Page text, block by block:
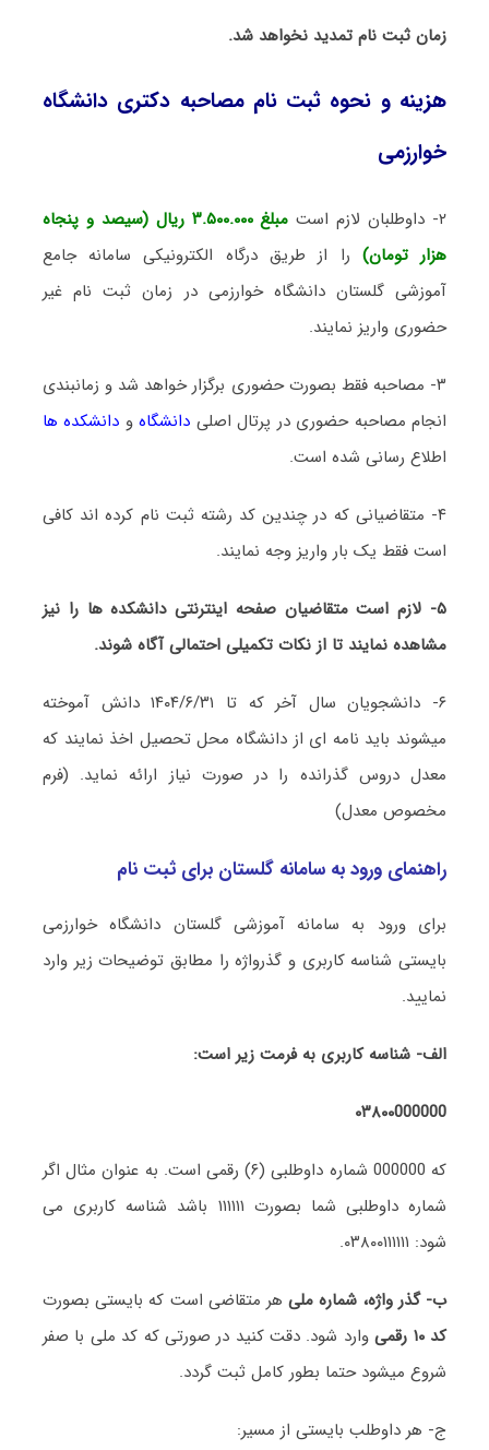
زمان ثبت نام تمدید نخواهد شد.
هزینه و نحوه ثبت نام مصاحبه دکتری دانشگاه
خوارزمی
۲- داوطلبان لازم است
مبلغ ۳.۵۰۰.۰۰۰ ریال (سیصد و پنجاه
هزار تومان) را از طریق درگاه الکترونیکی سامانه جامع
آموزشی گلستان دانشگاه خوارزمی در زمان ثبت نام غیر
حضوری واریز نمایند.
۳- مصاحبه فقط بصورت حضوری برگزار خواهد شد و زمانبندی
انجام مصاحبه حضوری در پرتال اصلی دانشگاهو دانشکده ها
اطلاع رسانی شده است.
۴- متقاضیانی که در چندین کد رشته ثبت نام کرده اند کافی
است فقط یک بار واریز وجه نمایند.
۵- لازم است متقاضیان صفحه اینترنتی دانشکده ها را نیز
مشاهده نمایند تا از نکات تکمیلی احتمالی آگاه شوند.
۶- دانشجویان سال آخر که تا ۱۴۰۴/۶/۳۱ دانش آموخته
میشوند باید نامه ای از دانشگاه محل تحصیل اخذ نمایند که
معدل دروس گذرانده را در صورت نیاز ارائه نماید. (فرم
مخصوص معدل)
راهنمای ورود به سامانه گلستان برای ثبت نام
برای ورود به سامانه آموزشی گلستان دانشگاه خوارزمی
بایستی شناسه کاربری و گذرواژه را مطابق توضیحات زیر وارد
نمایید.
الف- شناسه کاربری به فرمت زیر است:
۰۳۸۰۰000000
که 000000 شماره داوطلبی (۶) رقمی است. به عنوان مثال اگر
شماره داوطلبی شما بصورت ۱۱۱۱۱۱ باشد شناسه کاربری می
شود: ۰۳۸۰۰۱۱۱۱۱۱.
ب- گذر واژه، شماره ملیهر متقاضی است که بایستی بصورت
کد ۱۰ رقمی
وارد شود. دقت کنید در صورتی که کد ملی با صفر
شروع میشود حتما بطور کامل ثبت گردد.
ج- هر داوطلب بایستی از مسیر: